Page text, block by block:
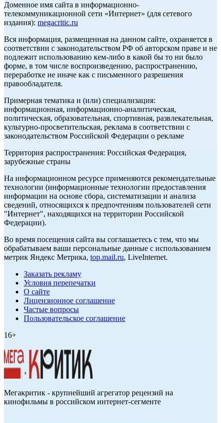
Доменное имя сайта в информационно-
телекоммуникационной сети «Интернет» (для сетевого
издания): megacritic.ru
Вся информация, размещенная на данном сайте, охраняется в
соответствии с законодательством РФ об авторском праве и не
подлежит использованию кем-либо в какой бы то ни было
форме, в том числе воспроизведению, распространению,
переработке не иначе как с письменного разрешения
правообладателя.
Примерная тематика и (или) специализация:
информационная, информационно-аналитическая,
политическая, образовательная, спортивная, развлекательная,
культурно-просветительская, реклама в соответствии с
законодательством Российской Федерации о рекламе
Территория распространения: Российская Федерация,
зарубежные страны
На информационном ресурсе применяются рекомендательные
технологии (информационные технологии предоставления
информации на основе сбора, систематизации и анализа
сведений, относящихся к предпочтениям пользователей сети
"Интернет", находящихся на территории Российской
Федерации).
Во время посещения сайта вы соглашаетесь с тем, что мы
обрабатываем ваши персональные данные с использованием
метрик Яндекс Метрика, top.mail.ru, LiveInternet.
Заказать рекламу
Условия перепечатки
О сайте
Лицензионное соглашение
Частые вопросы
Пользовательское соглашение
16+
Мегакритик - крупнейший агрегатор рецензий на
кинофильмы в российском интернет-сегменте